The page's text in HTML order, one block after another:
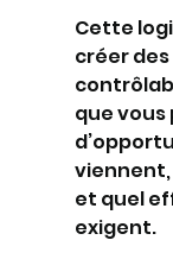
Cette
créer
que vous
et quel
exigent.